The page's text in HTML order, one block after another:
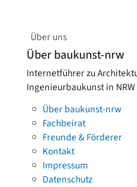
Über uns
Über baukunst-nrw
Internetführer zu
Ingenieurbaukunst in NRW
Über baukunst-nrw
Fachbeirat
Freunde & Förderer
Kontakt
Impressum
Datenschutz